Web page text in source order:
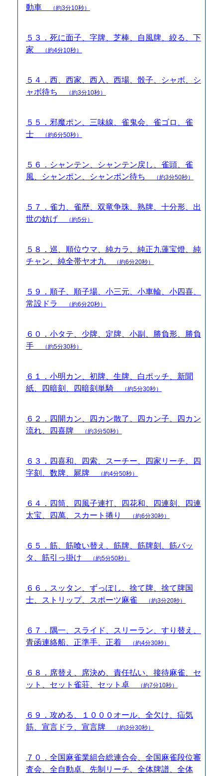
動車 （約3分10秒）
５３．死に面子、字牌、芝棒、自風牌、絞る、下
家
（約4分10秒）
５４．西、西家、西入、西場、骰子、シャボ、シ
ャボ待ち
（約3分10秒）
５５．邪魔ポン、三味線、雀鬼会、雀ゴロ、雀
士
（約6分50秒）
５６．シャンテン、シャンテン戻し、雀頭、雀
風、シャンポン、シャンポン待ち
（約3分50秒）
５７．雀力、雀歴、双竜争珠、熟牌、十分形、出
世の妨げ
（約5分）
５８．巡、順位ウマ、純カラ、純正九蓮宝燈、純
チャン、純全帯ヤオ九
（約6分20秒）
５９．順子、順子場、小三元、小車輪、小四喜、
常設ドラ
（約6分20秒）
６０．小タテ、少牌、定牌、小副、勝負形、勝負
手
（約5分30秒）
６１．小明カン、初牌、生牌、白ポッチ、新聞
紙、四暗刻、四暗刻単騎
（約5分30秒）
６２．四開カン、四カン散了、四カン子、四カン
流れ、四喜牌
（約3分50秒）
６３．四喜和、四索、スーチー、四家リーチ、四
字刻、数牌、屍牌
（約4分50秒）
６４．四筒、四風子連打、四花和、四連刻、四連
太宝、四萬、スカート捲り
（約6分30秒）
６５．筋、筋喰い替え、筋牌、筋牌刻、筋バッ
タ、筋引っ掛け
（約5分50秒）
６６．スッタン、ずっぽし、捨て牌、捨て牌国
士、ストリップ、スポーツ麻雀
（約3分20秒）
６７．隅一、スライド、スリーラン、すり替え、
青函連絡船、正準手、正着
（約4分30秒）
６８．席替え、席決め、責任払い、接待麻雀、セ
ット、セット雀荘、セット卓
（約7分10秒）
６９．攻める、１０００オール、全欠け、疝気
筋、宣言ドラ、宣言牌
（約3分30秒）
７０．全国麻雀業組合総連合会、全国麻雀段位審
査会、全自動卓、先制リーチ、全体牌譜、全体